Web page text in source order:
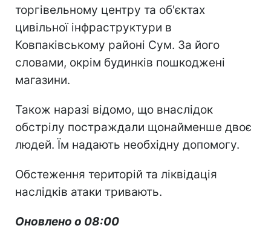
торгівельному центру та об'єктах
цивільної інфраструктури в
Ковпаківському районі Сум. За його
словами, окрім будинків пошкоджені
магазини.
Також наразі відомо, що внаслідок
обстрілу постраждали щонайменше двоє
людей. Їм надають необхідну допомогу.
Обстеження територій та ліквідація
наслідків атаки тривають.
Оновлено о 08:00